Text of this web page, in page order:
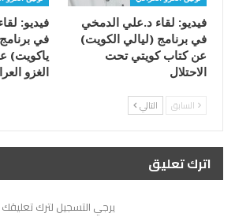
فيديو: لقاء د.علي الدمخي
في برنامج (ليالي الكويت)
عن كتاب كويتي تحت
الاحتلال
فيديو:
في
ياكويت)
الغزو
السابق التالي
اترك تعليق
يرجي التسجيل لترك تعليقك